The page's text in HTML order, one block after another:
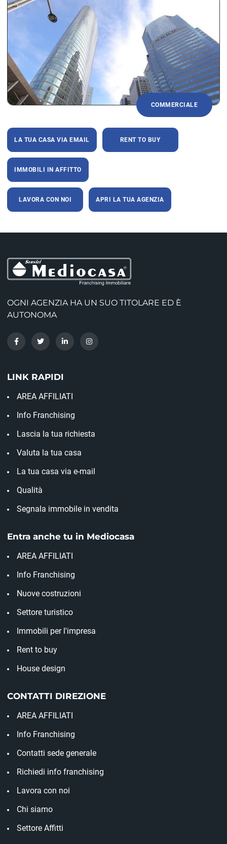
COMMERCIALE
LA TUA CASA VIA EMAIL RENT TO BUY
IMMOBILI IN AFFITTO
LAVORA CON NOI APRI LA TUA AGENZIA
OGNI AGENZIA HA UN SUO TITOLARE ED È
AUTONOMA
LINK RAPIDI
AREA AFFILIATI
Info Franchising
Lascia la tua richiesta
Valuta la tua casa
La tua casa via e-mail
Qualità
Segnala immobile in vendita
Entra anche tu in Mediocasa
AREA AFFILIATI
Info Franchising
Nuove costruzioni
Settore turistico
Immobili per l'impresa
Rent to buy
House design
CONTATTI DIREZIONE
AREA AFFILIATI
Info Franchising
Contatti sede generale
Richiedi info franchising
Lavora con noi
Chi siamo
Settore Affitti